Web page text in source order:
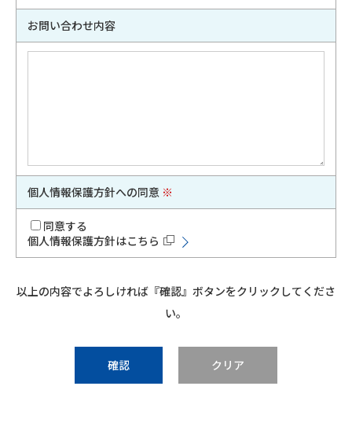
お問い合わせ内容
個人情報保護方針への同意 ※
同意する
個人情報保護方針はこちら
以上の内容でよろしければ『確認』ボタンをクリックしてくださ
い。